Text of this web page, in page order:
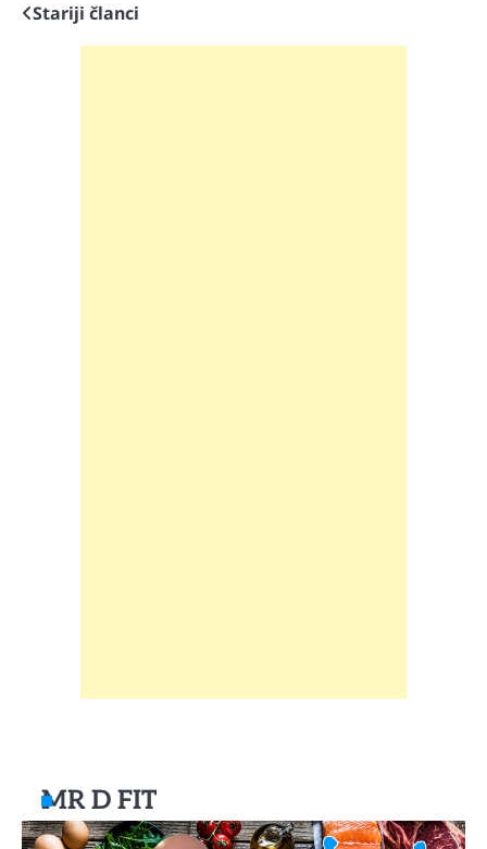
Navigacija
Stariji članci
MR D FIT